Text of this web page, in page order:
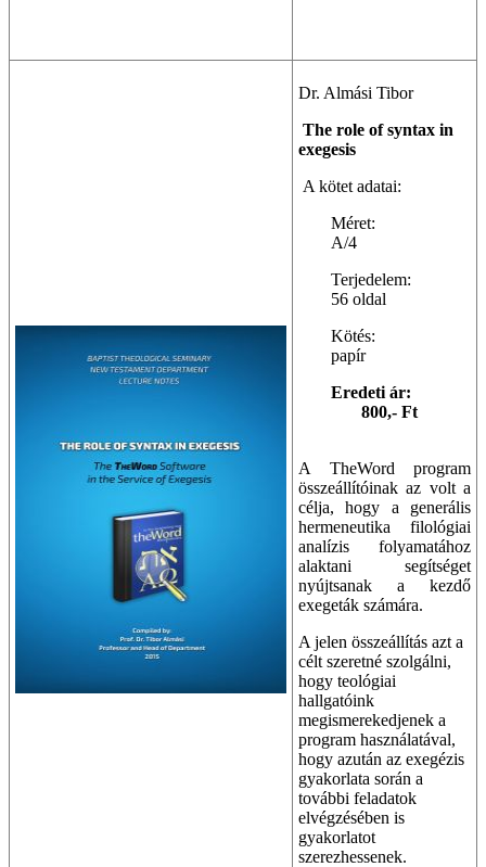
Dr. Almási Tibor
The role of syntax in
exegesis
A kötet adatai:
Méret:
A/4
Terjedelem:
56 oldal
Kötés:
papír
Eredeti ár:
800,- Ft
A TheWord program
összeállítóinak az volt a
célja, hogy a generális
hermeneutika filológiai
analízis folyamatához
alaktani segítséget
nyújtsanak a kezdő
exegeták számára.
A jelen összeállítás azt a
célt szeretné szolgálni,
hogy teológiai
hallgatóink
megismerekedjenek a
program használatával,
hogy azután az exegézis
gyakorlata során a
további feladatok
elvégzésében is
gyakorlatot
szerezhessenek.